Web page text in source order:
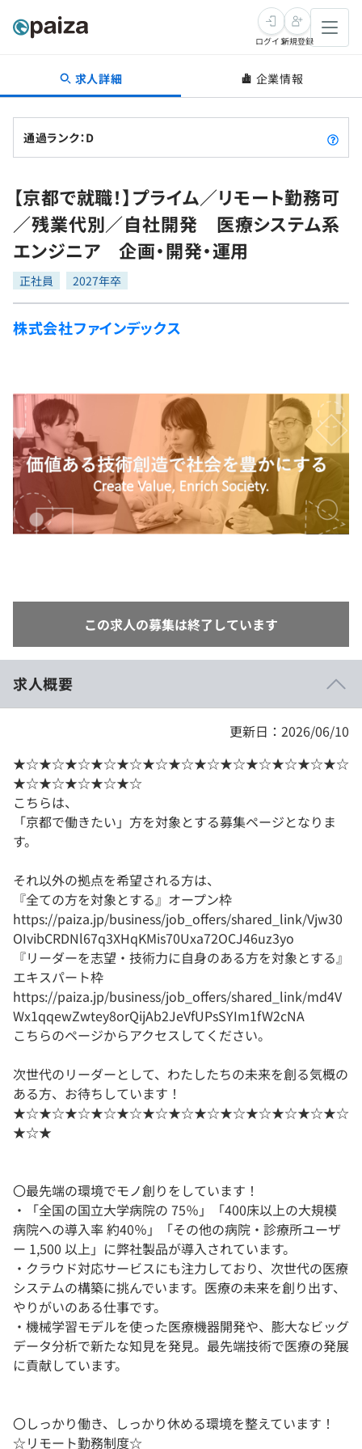
転職・キャリア
転職成功ガイド
転職エージェント
インタビュー
転職成功ガイド
新卒就活
求人検索
本選考
インターン
新卒エージェント
インタビュー
就活成功ガイド
学習
問題集
4択課題
リファレンス
プラン
個人向けプラン
法人向けプラン
プログラミング言語
再チャレンジ結果一覧
ゲーム・マンガ
paiza times
note
ログイン新規登録
求人詳細 企業情報
通過ランク：D
【京都で就職！】プライム／リモート勤務可
／残業代別／自社開発 医療システム系
エンジニア 企画・開発・運用
正社員 2027年卒
株式会社ファインデックス
この求人の募集は終了しています
求人概要
更新日：2026/06/10
★☆★☆★☆★☆★☆★☆★☆★☆★☆★☆★☆★☆★☆
★☆★☆★☆★☆★☆
こちらは、
「京都で働きたい」方を対象とする募集ページとなりま
す。
それ以外の拠点を希望される方は、
『全ての方を対象とする』オープン枠
https://paiza.jp/business/job_offers/shared_link/Vjw30
OIvibCRDNl67q3XHqKMis70Uxa72OCJ46uz3yo
『リーダーを志望・技術力に自身のある方を対象とする』
エキスパート枠
https://paiza.jp/business/job_offers/shared_link/md4V
Wx1qqewZwtey8orQijAb2JeVfUPsSYIm1fW2cNA
こちらのページからアクセスしてください。
次世代のリーダーとして、わたしたちの未来を創る気概の
ある方、お待ちしています！
★☆★☆★☆★☆★☆★☆★☆★☆★☆★☆★☆★☆★☆
★☆★
〇最先端の環境でモノ創りをしています！
・「全国の国立大学病院の 75％」「400床以上の大規模
病院への導入率 約40％」「その他の病院・診療所ユーザ
ー 1,500 以上」に弊社製品が導入されています。
・クラウド対応サービスにも注力しており、次世代の医療
システムの構築に挑んでいます。医療の未来を創り出す、
やりがいのある仕事です。
・機械学習モデルを使った医療機器開発や、膨大なビッグ
データ分析で新たな知見を発見。最先端技術で医療の発展
に貢献しています。
〇しっかり働き、しっかり休める環境を整えています！
☆リモート勤務制度☆